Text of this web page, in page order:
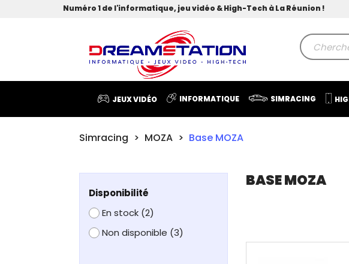
Numéro 1 de l'informatique, jeu vidéo & High-Tech à La Réunion !
JEUX VIDÉO INFORMATIQUE SIMRACING
Simracing MOZA Base MOZA
Disponibilité
En stock (2)
Non disponible (3)
BASE MOZA